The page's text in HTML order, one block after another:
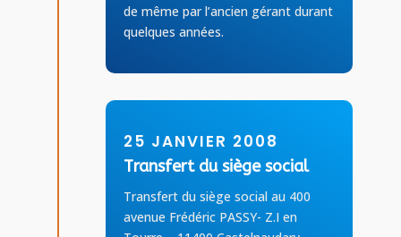
de même par l’ancien gérant durant
quelques années.
25 JANVIER 2008
Transfert du siège social
Transfert du siège social au 400
avenue Frédéric PASSY- Z.I en